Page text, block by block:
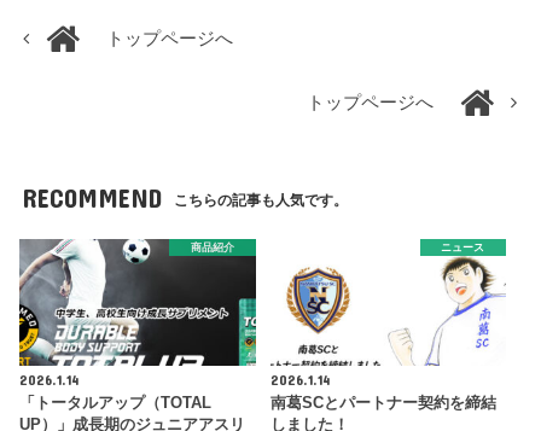
トップページへ
トップページへ
RECOMMEND こちらの記事も人気です。
商品紹介
2026.1.14
「トータルアップ（TOTAL
UP）」成長期のジュニアアスリ
ニュース
2026.1.14
南葛SCとパートナー契約を締結
しました！